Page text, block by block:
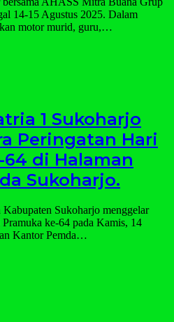
14-15 Agustus 2025. Dalam
motor murid, guru,…
1 Sukoharjo
Peringatan Hari
64 di Halaman
Sukoharjo.
Sukoharjo menggelar
ke-64 pada Kamis, 14
Kantor Pemda…